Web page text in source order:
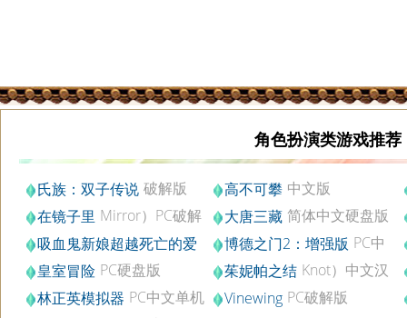
角色扮演类游戏推荐
氏族：双子传说 破解版 高不可攀 中文版
在镜子里 Mirror）PC破解
版
大唐三藏 简体中文硬盘版
吸血鬼新娘超越死亡的爱
汉化中文版
博德之门2：增强版 PC中
文破解版v2.5
皇室冒险 PC硬盘版 茱妮帕之结 Knot）中文汉
化版
林正英模拟器 PC中文单机
Vinewing PC破解版